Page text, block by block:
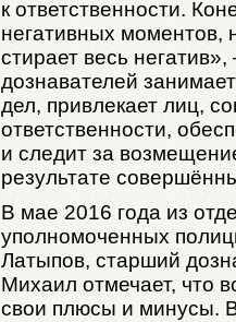
к ответственности.
негативных моментов,
стирает весь
дознавателей
дел, привлекает лиц,
ответственности,
и следит за
результате
В мае 2016 года из
уполномоченных
Латыпов, старший
Михаил отмечает, что
свои плюсы и минусы.